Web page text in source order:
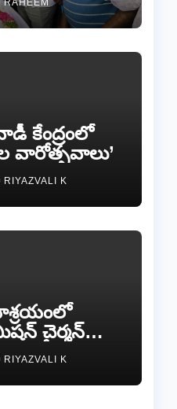
కేంద్రంలో
వారోత్సవాలు’
RIYAZVALI K
చైర్మన్
ఘన
RIYAZVALI K